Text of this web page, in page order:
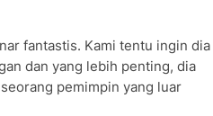
fantastis. Kami tentu ingin dia
dan yang lebih penting, dia
pemimpin yang luar